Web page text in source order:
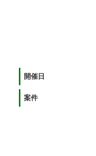
開催日
案件